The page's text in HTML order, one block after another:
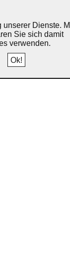
Dienste.
Sie sich damit
verwenden.
Ok!